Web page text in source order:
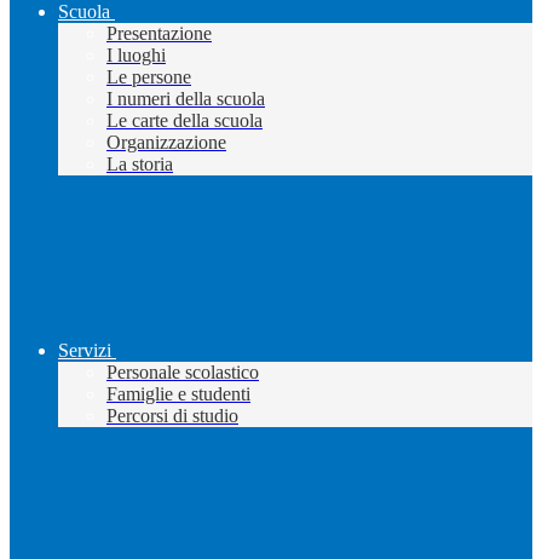
Scuola
Presentazione
I luoghi
Le persone
I numeri della scuola
Le carte della scuola
Organizzazione
La storia
Servizi
Personale scolastico
Famiglie e studenti
Percorsi di studio